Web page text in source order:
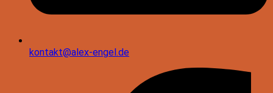
kontakt@alex-engel.de